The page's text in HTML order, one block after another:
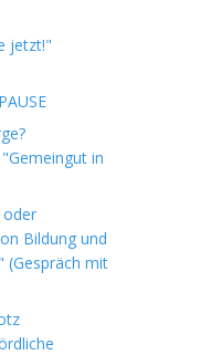
jetzt!"
in
oder
Bildung und
(Gespräch mit